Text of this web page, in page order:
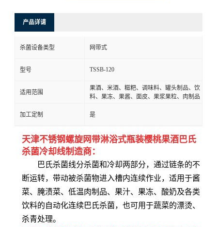
产品详请
杀菌设备类型 网带式
型号 TSSB-120
适用范围
果酒、米酒、糍粑、调味料、罐头制品、饮
料、果冻、果酱、面皮、果浆果粒、肉制品
加工定制 是
天津不锈钢螺旋网带淋浴式瓶装樱桃果酒巴氏
杀菌冷却线制造商：
巴氏杀菌线分杀菌和冷却两部分，通过链条的不
断运转，带动被杀菌物进入槽内连续作业，适用于酱
菜、腌渍菜、低温肉制品、果汁、果冻、酸奶及各类
饮料的自动化连续巴氏杀菌，也可用于蔬菜的漂烫、
杀青处理。